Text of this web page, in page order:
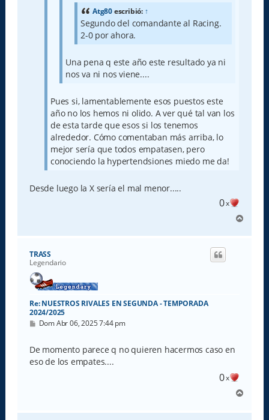
Atg80escribió: ↑
Segundo del comandante al Racing.
2-0 por ahora.
Una pena q este año este resultado ya ni
nos va ni nos viene....
Pues si, lamentablemente esos puestos este
año no los hemos ni olido. A ver qué tal van los
de esta tarde que esos si los tenemos
alrededor. Cómo comentaban más arriba, lo
mejor sería que todos empatasen, pero
conociendo la hypertendsiones miedo me da!
Desde luego la X sería el mal menor.....
0x
r
TRASS
Legendario
Re: NUESTROS RIVALES EN SEGUNDA - TEMPORADA
2024/2025
M
s
a
j
Dom Abr 06, 2025 7:44 pm
De momento parece q no quieren hacermos caso en
eso de los empates....
0x
r